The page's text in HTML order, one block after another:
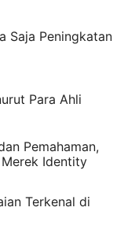
Saja Peningkatan
Para Ahli
Pemahaman,
Identity
Terkenal di